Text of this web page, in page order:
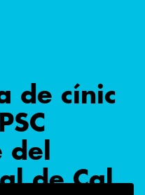
de cínic
del
de Cal